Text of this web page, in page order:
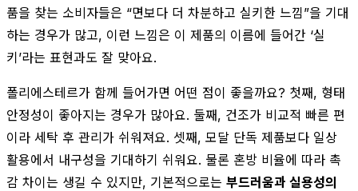
품을 찾는 소비자들은 “면보다 더 차분하고 실키한 느낌”을 기대
하는 경우가 많고, 이런 느낌은 이 제품의 이름에 들어간 ‘실
키’라는 표현과도 잘 맞아요.
폴리에스테르가 함께 들어가면 어떤 점이 좋을까요? 첫째, 형태
안정성이 좋아지는 경우가 많아요. 둘째, 건조가 비교적 빠른 편
이라 세탁 후 관리가 쉬워져요. 셋째, 모달 단독 제품보다 일상
활용에서 내구성을 기대하기 쉬워요. 물론 혼방 비율에 따라 촉
감 차이는 생길 수 있지만, 기본적으로는 부드러움과 실용성의